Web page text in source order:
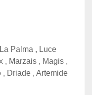
Palma , Luce
, Marzais , Magis ,
, Driade , Artemide